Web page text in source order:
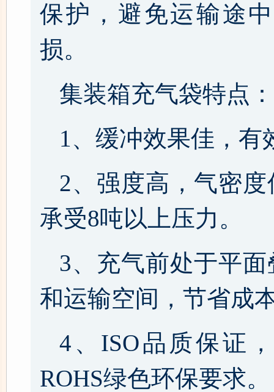
保护，避免运输途
损。
集装箱充气袋特点：
1、缓冲效果佳，有
2、强度高，气密
承受8吨以上压力。
3、充气前处于平
和运输空间，节省成
4、ISO品质保证
ROHS绿色环保要求。